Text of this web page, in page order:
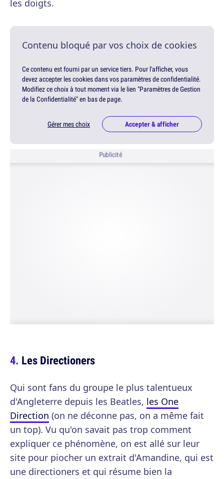
les doigts.
Contenu bloqué par vos choix de cookies
Ce contenu est fourni par un service tiers. Pour l'afficher, vous
devez accepter les cookies dans vos paramètres de confidentialité.
Modifiez ce choix à tout moment via le lien "Paramètres de Gestion
de la Confidentialité" en bas de page.
Gérer mes choix Accepter & afficher
Publicité
Les Directioners
Qui sont fans du groupe le plus talentueux
d'Angleterre depuis les Beatles, les One
Direction (on ne déconne pas, on a même fait
un top). Vu qu'on savait pas trop comment
expliquer ce phénomène, on est allé sur leur
site pour piocher un extrait d'Amandine, qui est
une directioners et qui résume bien la